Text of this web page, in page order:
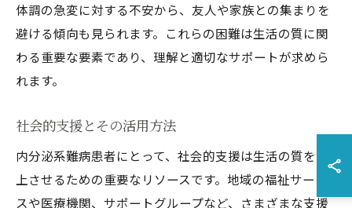
体調の急変に対する不安から、友人や家族との集まりを
避ける傾向も見られます。これらの困難は生活の質に関
わる重要な要素であり、理解と適切なサポートが求めら
れます。
社会的支援とその活用方法
内分泌系難病患者にとって、社会的支援は生活の質を向
上させるための重要なリソースです。地域の福祉サービ
スや医療機関、サポートグループなど、さまざまな支援